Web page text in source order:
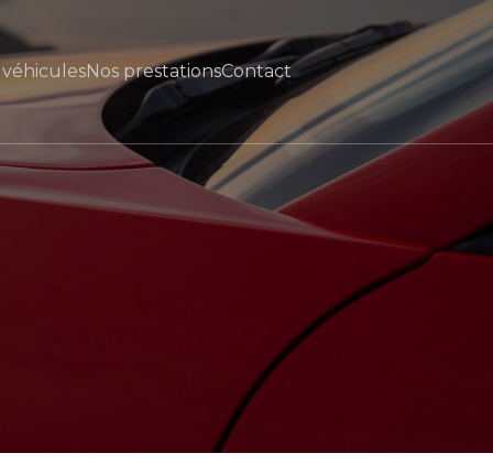
véhiculesNos prestationsContact